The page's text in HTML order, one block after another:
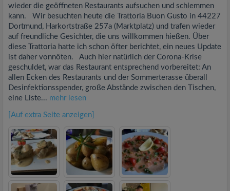
wieder die geöffneten Restaurants aufsuchen und schlemmen
kann. Wir besuchten heute die Trattoria Buon Gusto in 44227
Dortmund, Harkortstraße 257a (Marktplatz) und trafen wieder
auf freundliche Gesichter, die uns willkommen hießen. Über
diese Trattoria hatte ich schon öfter berichtet, ein neues Update
ist daher vonnöten. Auch hier natürlich der Corona-Krise
geschuldet, war das Restaurant entsprechend vorbereitet: An
allen Ecken des Restaurants und der Sommerterasse überall
Desinfektionsspender, große Abstände zwischen den Tischen,
eine Liste... mehr lesen
[Auf extra Seite anzeigen]